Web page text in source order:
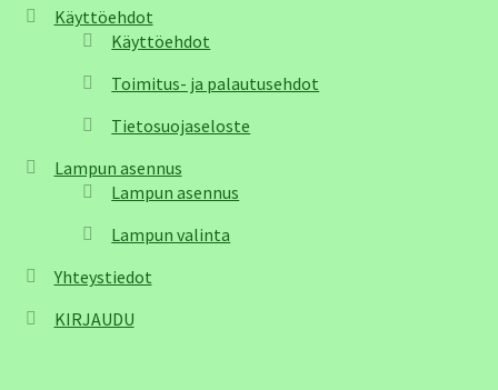
Käyttöehdot
Käyttöehdot
Toimitus- ja palautusehdot
Tietosuojaseloste
Lampun asennus
Lampun asennus
Lampun valinta
Yhteystiedot
KIRJAUDU